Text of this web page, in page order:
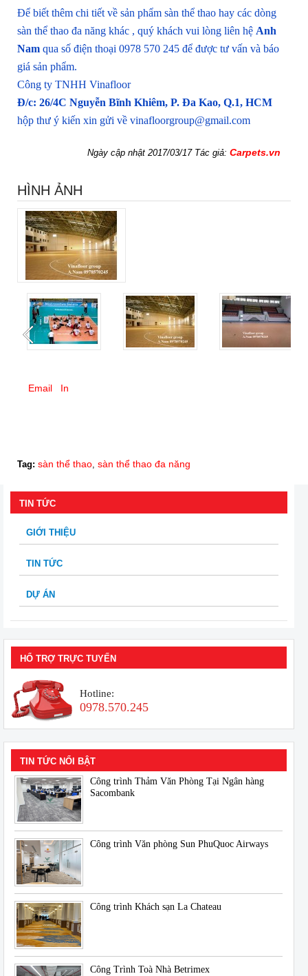
Để biết thêm chi tiết về sản phẩm sàn thể thao hay các dòng
sàn thể thao đa năng khác , quý khách vui lòng liên hệ Anh
Nam qua số điện thoại 0978 570 245 để được tư vấn và báo
giá sản phẩm.
Công ty TNHH Vinafloor
Đ/c: 26/4C Nguyễn Bĩnh Khiêm, P. Đa Kao, Q.1, HCM
hộp thư ý kiến xin gửi về vinafloorgroup@gmail.com
Ngày cập nhật 2017/03/17 Tác giả: Carpets.vn
HÌNH ẢNH
Email In
Tag: sàn thể thao, sàn thể thao đa năng
TIN TỨC
GIỚI THIỆU
TIN TỨC
DỰ ÁN
HỔ TRỢ TRỰC TUYẾN
Hotline:
0978.570.245
TIN TỨC NỔI BẬT
Công trình Thảm Văn Phòng Tại Ngân hàng
Sacombank
Công trình Văn phòng Sun PhuQuoc Airways
Công trình Khách sạn La Chateau
Công Trình Toà Nhà Betrimex